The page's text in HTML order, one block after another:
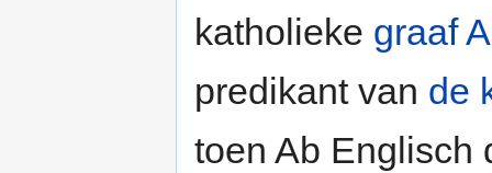
katholieke graaf
predikant van de
toen Ab Englisch